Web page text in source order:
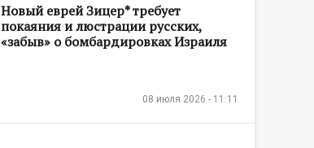
Новый еврей Зицер* требует
покаяния и люстрации русских,
«забыв» о бомбардировках Израиля
08 июля 2026 - 11:11